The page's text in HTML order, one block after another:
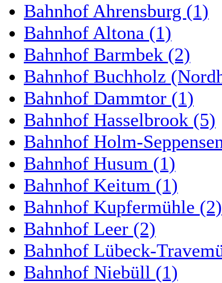
Bahnhof Ahrensburg (1)
Bahnhof Altona (1)
Bahnhof Barmbek (2)
Bahnhof Buchholz
Bahnhof Dammtor (1)
Bahnhof Hasselbrook (5)
Bahnhof Holm-
Bahnhof Husum (1)
Bahnhof Keitum (1)
Bahnhof Kupfermühle (2)
Bahnhof Leer (2)
Bahnhof Lübeck-
Bahnhof Niebüll (1)